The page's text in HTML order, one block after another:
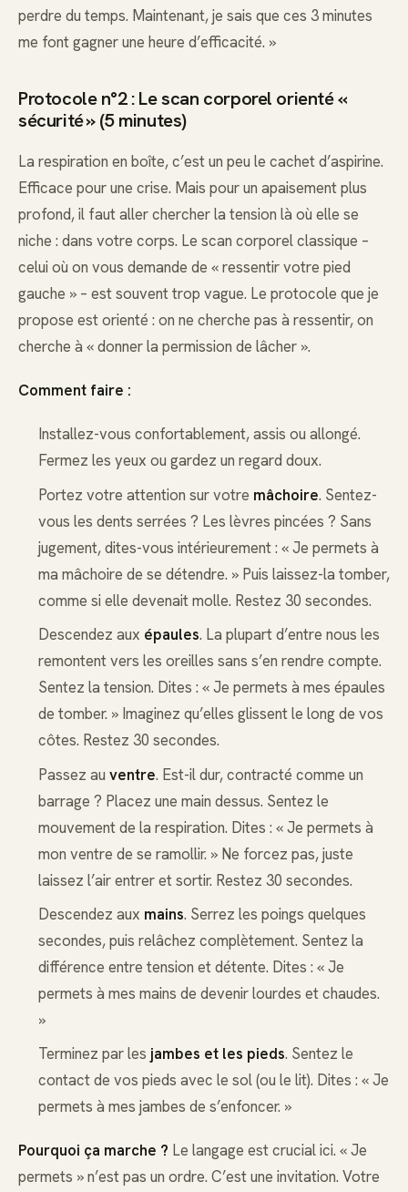
perdre du temps. Maintenant, je sais que ces 3 minutes
me font gagner une heure d’efficacité. »
Protocole n°2 : Le scan corporel orienté «
sécurité » (5 minutes)
La respiration en boîte, c’est un peu le cachet d’aspirine.
Efficace pour une crise. Mais pour un apaisement plus
profond, il faut aller chercher la tension là où elle se
niche : dans votre corps. Le scan corporel classique –
celui où on vous demande de « ressentir votre pied
gauche » – est souvent trop vague. Le protocole que je
propose est orienté : on ne cherche pas à ressentir, on
cherche à « donner la permission de lâcher ».
Comment faire :
Installez-vous confortablement, assis ou allongé.
Fermez les yeux ou gardez un regard doux.
Portez votre attention sur votre mâchoire. Sentez-
vous les dents serrées ? Les lèvres pincées ? Sans
jugement, dites-vous intérieurement : « Je permets à
ma mâchoire de se détendre. » Puis laissez-la tomber,
comme si elle devenait molle. Restez 30 secondes.
Descendez aux épaules. La plupart d’entre nous les
remontent vers les oreilles sans s’en rendre compte.
Sentez la tension. Dites : « Je permets à mes épaules
de tomber. » Imaginez qu’elles glissent le long de vos
côtes. Restez 30 secondes.
Passez au ventre. Est-il dur, contracté comme un
barrage ? Placez une main dessus. Sentez le
mouvement de la respiration. Dites : « Je permets à
mon ventre de se ramollir. » Ne forcez pas, juste
laissez l’air entrer et sortir. Restez 30 secondes.
Descendez aux mains. Serrez les poings quelques
secondes, puis relâchez complètement. Sentez la
différence entre tension et détente. Dites : « Je
permets à mes mains de devenir lourdes et chaudes.
»
Terminez par les jambes et les pieds. Sentez le
contact de vos pieds avec le sol (ou le lit). Dites : « Je
permets à mes jambes de s’enfoncer. »
Pourquoi ça marche ? Le langage est crucial ici. « Je
permets » n’est pas un ordre. C’est une invitation. Votre